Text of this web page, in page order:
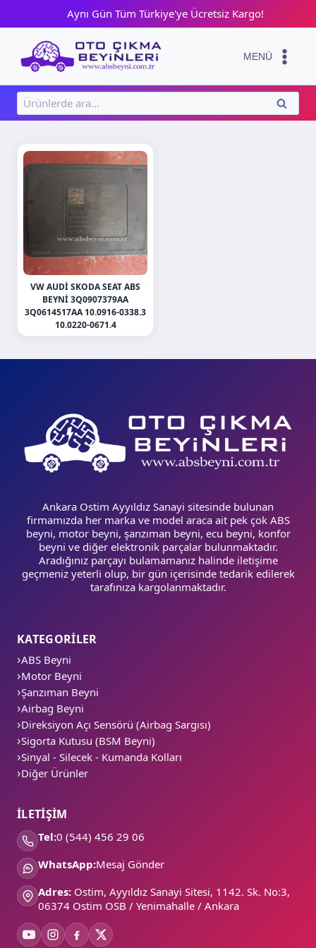
content
Aynı Gün Tüm Türkiye'ye Ücretsiz Kargo!
MENÜ
Ara:
ARA
VW AUDI SKODA SEAT ABS
BEYNI 3Q0907379AA
3Q0614517AA 10.0916-0338.3
10.0220-0671.4
Ankara Ostim Ayyıldız Sanayi sitesinde bulunan
firmamızda her marka ve model araca ait pek çok ABS
beyni, motor beyni, şanzıman beyni, ecu beyni, konfor
beyni ve diğer elektronik parçalar bulunmaktadır.
Aradığınız parçayı bulamamanız halinde iletişime
geçmeniz yeterli olup, bir gün içerisinde tedarik edilerek
tarafınıza kargolanmaktadır.
KATEGORİLER
ABS Beyni
Motor Beyni
Şanzıman Beyni
Airbag Beyni
Direksiyon Açı Sensörü (Airbag Sargısı)
Sigorta Kutusu (BSM Beyni)
Sinyal - Silecek - Kumanda Kolları
Diğer Ürünler
İLETİŞİM
Tel:0 (544) 456 29 06
WhatsApp:Mesaj Gönder
Adres: Ostim, Ayyıldız Sanayi Sitesi, 1142. Sk. No:3,
06374 Ostim OSB / Yenimahalle / Ankara